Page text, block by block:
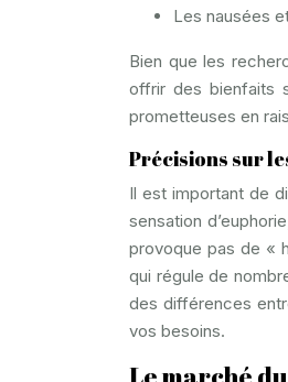
Les nausées
Bien que les
offrir des bienfaits
prometteuses en
Précisions sur
Il est important de
sensation
provoque pas de «
qui régule de
des différences
vos besoins.